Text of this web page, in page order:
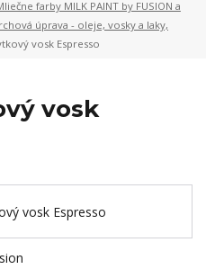
farby MILK PAINT by FUSION a
úprava - oleje, vosky a laky,
vosk Espresso
vosk